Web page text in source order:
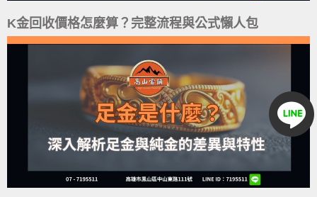
K金回收價格怎麼算？完整流程與公式懶人包